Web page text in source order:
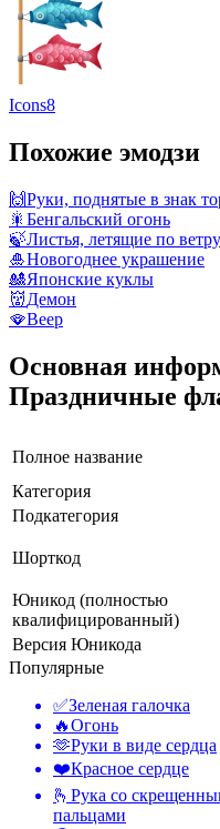
Icons8
Похожие эмодзи
🙌Руки, поднятые в знак
🎇 Бенгальский огонь
🍃Листья, летящие по ветру
🎍Новогоднее украшение
🎎Японские куклы
👹Демон
🪭Веер
Основная
Праздничные
Полное название
Категория
Подкатегория
Шорткод
Юникод (полностью
квалифицированный)
Версия Юникода
Популярные
✅Зеленая галочка
🔥Огонь
🫶Руки в виде сердца
❤️Красное сердце
🫰 Рука со
пальцами